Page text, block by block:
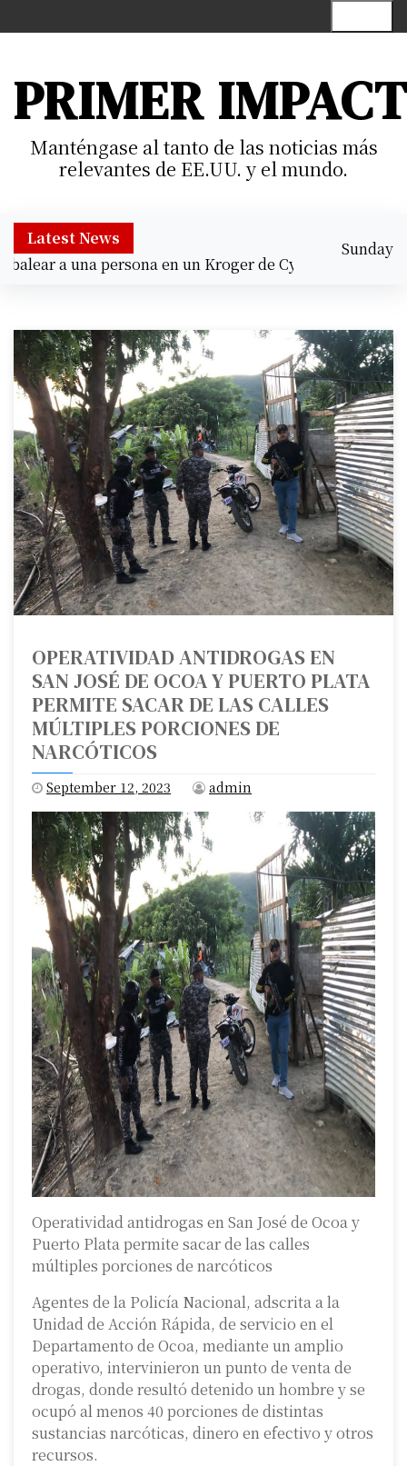
k
PRIMER
Manténgase al tanto de las noticias más
relevantes de EE.UU. y el mundo.
Latest News
a una persona en un Kroger de Cypress |
Prisión
Sunday
OPERATIVIDAD ANTIDROGAS EN
SAN JOSÉ DE OCOA Y PUERTO PLATA
PERMITE SACAR DE LAS CALLES
MÚLTIPLES PORCIONES DE
NARCÓTICOS
September 12, 2023 admin
Operatividad antidrogas en San José de Ocoa y
Puerto Plata permite sacar de las calles
múltiples porciones de narcóticos
Agentes de la Policía Nacional, adscrita a la
Unidad de Acción Rápida, de servicio en el
Departamento de Ocoa, mediante un amplio
operativo, intervinieron un punto de venta de
drogas, donde resultó detenido un hombre y se
ocupó al menos 40 porciones de distintas
sustancias narcóticas, dinero en efectivo y otros
recursos.